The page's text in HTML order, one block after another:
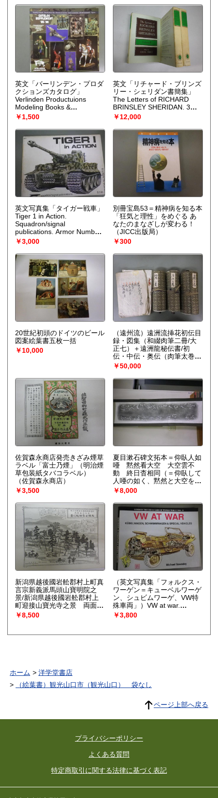
取り扱い分野
総記、哲学宗教、歴史、社会科学、自然科学、美術工芸、国
語国文、外国文学、古典籍、近代文献、趣味、外国書、サブ
カルチャー、古書一般（その他）
英文「バーリンデン・プロダ
クションズカタログ」
Verlinden Productuions
Modeling Books &
Accessories/ Catalog
No.13=Winter
1994/1995Complements
general catalogue No.13
（Verlinden Productuions）
￥1,500
英文「リチャード・ブリンズ
リー・シェリダン書簡集」
The Letters of RICHARD
BRINSLEY SHERIDAN. 3
olumes. Complete.
（Sheridan, Richard
Brinslehy. Ed.by Cecil
￥12,000
英文写真集「タイガー戦車」
Tiger 1 in Action.
Squadron/signal
publications. Armor Number
8 （Harms, Norm E.
Squadron）
￥3,000
別冊宝島53＝精神病を知る本
「狂気と理性」をめぐる あ
なたのまなざしが変わる！
（JICC出版局）
￥300
20世紀初頭のドイツのビール
図案絵葉書五枚一括
￥10,000
（遠州流）遠洲流挿花初伝目
録・図集（和綴肉筆二冊/大
正七）＋遠洲龍秘伝書/初
伝・中伝・奥伝（肉筆太巻巻
子三巻（20ｘ1000ｃｍ以
上）/昭和四年小堀月洲孤篷
庵他） 全四点一括 （遠洲
流）
￥50,000
佐賀森永商店発売きざみ煙草
ラベル「富士乃煙」（明治煙
草包装紙タバコラベル）
（佐賀森永商店）
￥3,500
夏目漱石碑文拓本＝仰臥人如
唖 黙然看大空 大空雲不
動 終日杳相同（＝仰臥して
人唖の如く、黙然と大空を看
る。大空に雲は動かず、終日
杳として相同じ。）
￥8,000
新潟県越後國岩舩郡村上町真
言宗新義派馬頭山寶明院之
景/新潟県越後國岩舩郡村上
町迎接山寶光寺之景 両面印
刷一枚
￥8,500
（英文写真集「フォルクス・
ワーゲン＝キューベルワーゲ
ン、シュビムワーゲ、VW特
殊車両」）VW at war.
Kubelwagen, Schwimmwage
& Special Vehicles. (German
II/Vol.2) （Sawodny,
￥3,800
ホーム
洋学堂書店
（絵葉書）観光山口市（観光山口） 袋なし
ページ上部へ戻る
プライバシーポリシー
よくある質問
特定商取引に関する法律に基づく表記